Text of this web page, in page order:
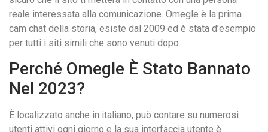
reale interessata alla comunicazione. Omegle è la prima
cam chat della storia, esiste dal 2009 ed è stata d’esempio
per tutti i siti simili che sono venuti dopo.
Perché Omegle È Stato Bannato
Nel 2023?
È localizzato anche in italiano, può contare su numerosi
utenti attivi ogni giorno e la sua interfaccia utente è